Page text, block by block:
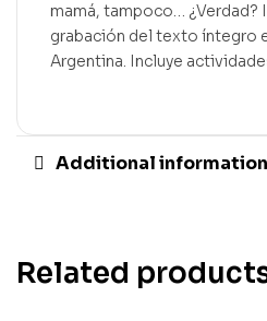
mamá, tampoco… ¿Verdad?
grabación del texto íntegro
Argentina. Incluye
Additional information
Related